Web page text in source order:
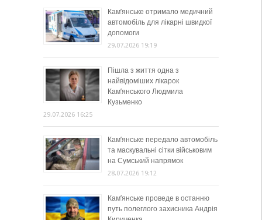
Кам’янське отримало медичний
автомобіль для лікарні швидкої
допомоги
29.07.2026 19:19
Пішла з життя одна з
найвідоміших лікарок
Кам’янського Людмила
Кузьменко
29.07.2026 16:25
Кам’янське передало автомобіль
та маскувальні сітки військовим
на Сумський напрямок
28.07.2026 19:12
Кам’янське проведе в останню
путь полеглого захисника Андрія